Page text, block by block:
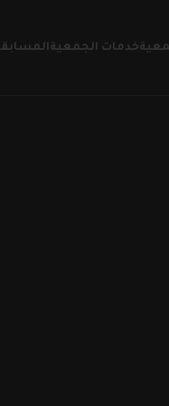
خدمات الجمعية